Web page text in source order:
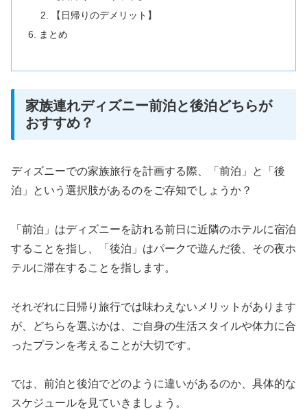
【日帰りのデメリット】
まとめ
家族連れディズニー前泊と後泊どちらが
おすすめ？
ディズニーでの家族旅行を計画する際、「前泊」と「後
泊」という選択肢があるのをご存知でしょうか？
「前泊」はディズニーを訪れる前日に近隣のホテルに宿泊
することを指し、「後泊」はパークで遊んだ後、その夜ホ
テルに滞在することを指します。
それぞれに日帰り旅行では味わえないメリットがあります
が、どちらを選ぶかは、ご自身の生活スタイルや体力に合
ったプランを考えることが大切です。
では、前泊と後泊でどのように違いがあるのか、具体的な
スケジュールを見ていきましょう。